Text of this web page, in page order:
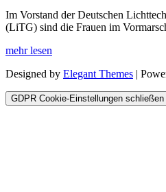
Im Vorstand der Deutschen
(LiTG) sind die Frauen im
mehr lesen
Designed by Elegant Themes |
GDPR Cookie-Einstellungen schließen